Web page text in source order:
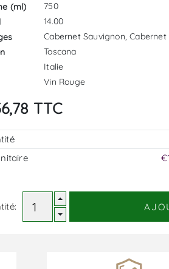
(ml)
750
14.00
Cabernet Sauvignon,
Toscana
Italie
Vin Rouge
TTC